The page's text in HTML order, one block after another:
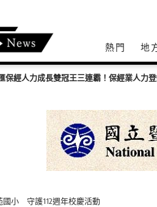
熱門 地
貿到公益 IEAT 80週年攜手募272萬元支
國小 守護112週年校慶活動